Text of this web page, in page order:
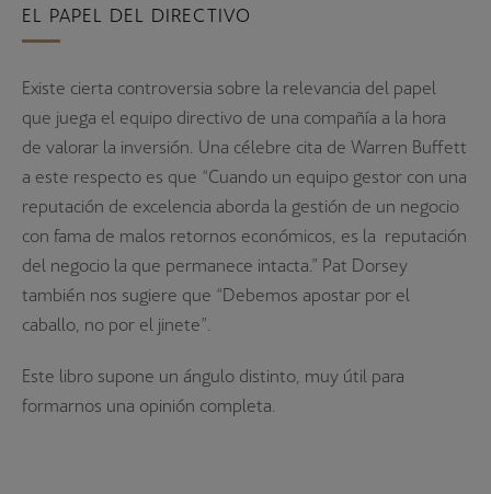
EL PAPEL DEL DIRECTIVO
Existe cierta controversia sobre la relevancia del papel
que juega el equipo directivo de una compañía a la hora
de valorar la inversión. Una célebre cita de Warren Buffett
a este respecto es que “Cuando un equipo gestor con una
reputación de excelencia aborda la gestión de un negocio
con fama de malos retornos económicos, es la reputación
del negocio la que permanece intacta.” Pat Dorsey
también nos sugiere que “Debemos apostar por el
caballo, no por el jinete”.
Este libro supone un ángulo distinto, muy útil para
formarnos una opinión completa.